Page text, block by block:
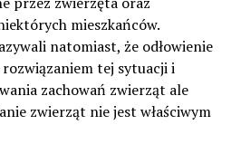
mieszkańców.
natomiast, że odłowienie
tej sytuacji i
zachowań zwierząt ale
zwierząt nie jest właściwym